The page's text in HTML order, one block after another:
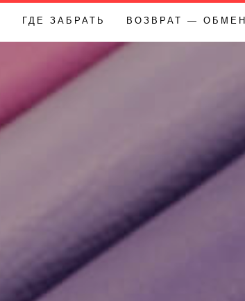
ГДЕ ЗАБРАТЬ ВОЗВРАТ — ОБМЕН